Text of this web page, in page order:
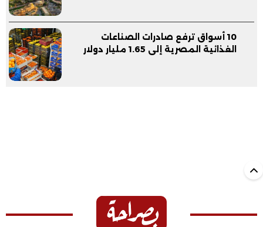
10 أسواق ترفع صادرات الصناعات
الغذائية المصرية إلى 1.65 مليار دولار